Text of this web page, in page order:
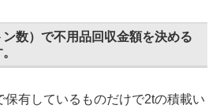
ン数）で不用品回収金額を決める
保有しているものだけで2tの積載い